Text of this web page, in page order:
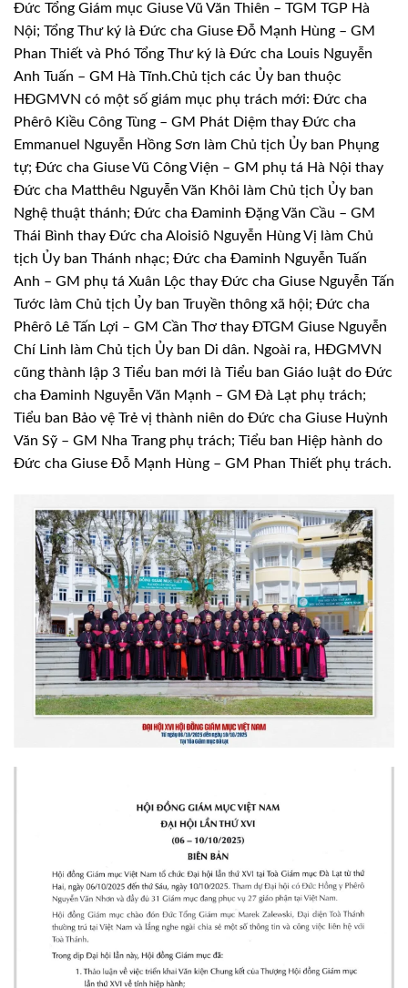
Đức Tổng Giám mục Giuse Vũ Văn Thiên – TGM TGP Hà
Nội; Tổng Thư ký là Đức cha Giuse Đỗ Mạnh Hùng – GM
Phan Thiết và Phó Tổng Thư ký là Đức cha Louis Nguyễn
Anh Tuấn – GM Hà Tĩnh.Chủ tịch các Ủy ban thuộc
HĐGMVN có một số giám mục phụ trách mới: Đức cha
Phêrô Kiều Công Tùng – GM Phát Diệm thay Đức cha
Emmanuel Nguyễn Hồng Sơn làm Chủ tịch Ủy ban Phụng
tự; Đức cha Giuse Vũ Công Viện – GM phụ tá Hà Nội thay
Đức cha Matthêu Nguyễn Văn Khôi làm Chủ tịch Ủy ban
Nghệ thuật thánh; Đức cha Đaminh Đặng Văn Cầu – GM
Thái Bình thay Đức cha Aloisiô Nguyễn Hùng Vị làm Chủ
tịch Ủy ban Thánh nhạc; Đức cha Đaminh Nguyễn Tuấn
Anh – GM phụ tá Xuân Lộc thay Đức cha Giuse Nguyễn Tấn
Tước làm Chủ tịch Ủy ban Truyền thông xã hội; Đức cha
Phêrô Lê Tấn Lợi – GM Cần Thơ thay ĐTGM Giuse Nguyễn
Chí Linh làm Chủ tịch Ủy ban Di dân. Ngoài ra, HĐGMVN
cũng thành lập 3 Tiểu ban mới là Tiểu ban Giáo luật do Đức
cha Đaminh Nguyễn Văn Mạnh – GM Đà Lạt phụ trách;
Tiểu ban Bảo vệ Trẻ vị thành niên do Đức cha Giuse Huỳnh
Văn Sỹ – GM Nha Trang phụ trách; Tiểu ban Hiệp hành do
Đức cha Giuse Đỗ Mạnh Hùng – GM Phan Thiết phụ trách.